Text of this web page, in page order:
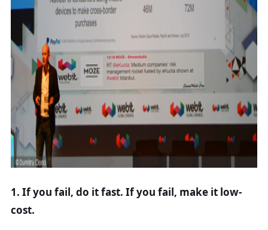
1. If you fail, do it fast. If you fail, make it low-
cost.